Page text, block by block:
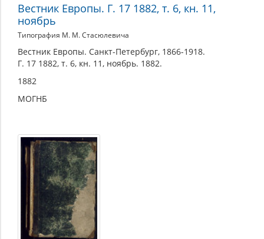
Вестник Европы. Г. 17 1882, т. 6, кн. 11,
ноябрь
Типография М. М. Стасюлевича
Вестник Европы. Санкт-Петербург, 1866-1918.
Г. 17 1882, т. 6, кн. 11, ноябрь. 1882.
1882
МОГНБ